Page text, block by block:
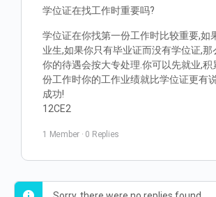
学位证在找工作时重要吗?
学位证在你找第一份工作时比较重要,如
业生,如果你只有毕业证而没有学位证,那
你的待遇会按大专处理.你可以先就业,积
份工作时你的工作业绩就比学位证更有
成功!
12CE2
1 Member · 0 Replies